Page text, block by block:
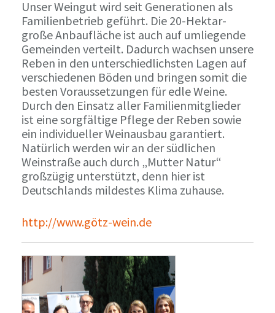
Unser Weingut wird seit Generationen als
Familienbetrieb geführt. Die 20-Hektar-
große Anbaufläche ist auch auf umliegende
Gemeinden verteilt. Dadurch wachsen unsere
Reben in den unterschiedlichsten Lagen auf
verschiedenen Böden und bringen somit die
besten Voraussetzungen für edle Weine.
Durch den Einsatz aller Familienmitglieder
ist eine sorgfältige Pflege der Reben sowie
ein individueller Weinausbau garantiert.
Natürlich werden wir an der südlichen
Weinstraße auch durch „Mutter Natur“
großzügig unterstützt, denn hier ist
Deutschlands mildestes Klima zuhause.
http://www.götz-wein.de